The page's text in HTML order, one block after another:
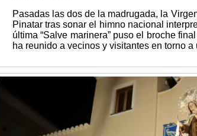
Pasadas las dos de la madrugada, la
Pinatar tras sonar el himno nacional
última “Salve marinera” puso el broche
ha reunido a vecinos y visitantes en torno